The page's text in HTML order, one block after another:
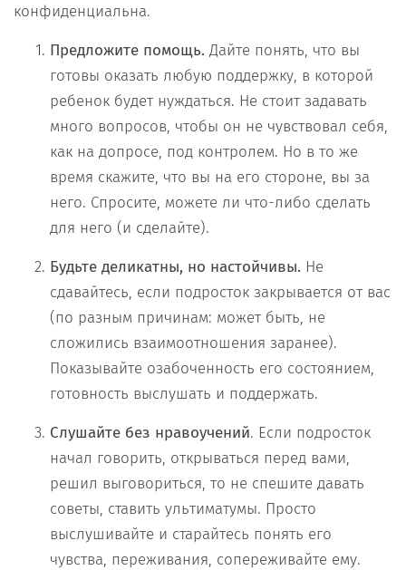
конфиденциальна.
Предложите помощь. Дайте понять, что вы
готовы оказать любую поддержку, в которой
ребенок будет нуждаться. Не стоит задавать
много вопросов, чтобы он не чувствовал себя,
как на допросе, под контролем. Но в то же
время скажите, что вы на его стороне, вы за
него. Спросите, можете ли что-либо сделать
для него (и сделайте).
Будьте деликатны, но настойчивы. Не
сдавайтесь, если подросток закрывается от вас
(по разным причинам: может быть, не
сложились взаимоотношения заранее).
Показывайте озабоченность его состоянием,
готовность выслушать и поддержать.
Слушайте без нравоучений. Если подросток
начал говорить, открываться перед вами,
решил выговориться, то не спешите давать
советы, ставить ультиматумы. Просто
выслушивайте и старайтесь понять его
чувства, переживания, сопереживайте ему.